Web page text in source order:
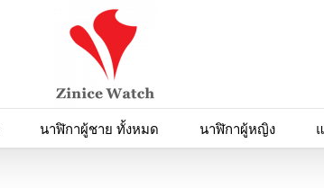
นาฬิกาผู้ชาย ทั้งหมด นาฬิกาผู้หญิง